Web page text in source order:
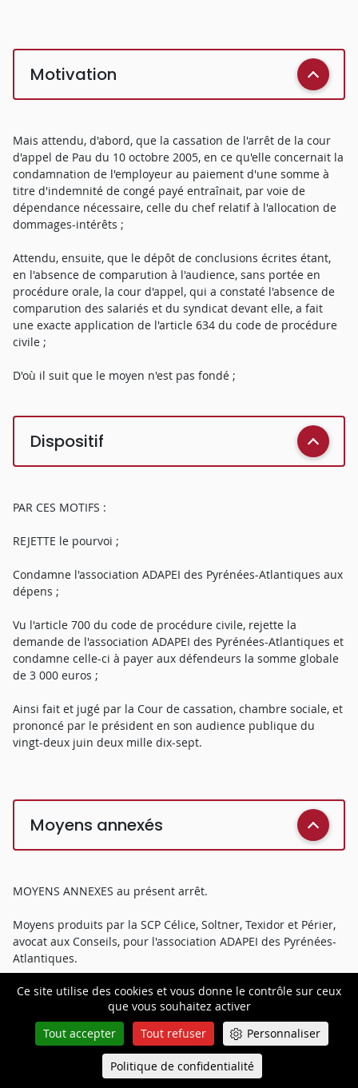
Ce site utilise des cookies et vous donne le contrôle sur ceux
que vous souhaitez activer
Tout accepter
Tout refuser Personnaliser
Politique de confidentialité
Motivation
Mais attendu, d'abord, que la cassation de l'arrêt de la cour
d'appel de Pau du 10 octobre 2005, en ce qu'elle concernait la
condamnation de l'employeur au paiement d'une somme à
titre d'indemnité de congé payé entraînait, par voie de
dépendance nécessaire, celle du chef relatif à l'allocation de
dommages-intérêts ;
Attendu, ensuite, que le dépôt de conclusions écrites étant,
en l'absence de comparution à l'audience, sans portée en
procédure orale, la cour d'appel, qui a constaté l'absence de
comparution des salariés et du syndicat devant elle, a fait
une exacte application de l'article 634 du code de procédure
civile ;
D'où il suit que le moyen n'est pas fondé ;
Dispositif
PAR CES MOTIFS :
REJETTE le pourvoi ;
Condamne l'association ADAPEI des Pyrénées-Atlantiques aux
dépens ;
Vu l'article 700 du code de procédure civile, rejette la
demande de l'association ADAPEI des Pyrénées-Atlantiques et
condamne celle-ci à payer aux défendeurs la somme globale
de 3 000 euros ;
Ainsi fait et jugé par la Cour de cassation, chambre sociale, et
prononcé par le président en son audience publique du
vingt-deux juin deux mille dix-sept.
Moyens annexés
MOYENS ANNEXES au présent arrêt.
Moyens produits par la SCP Célice, Soltner, Texidor et Périer,
avocat aux Conseils, pour l'association ADAPEI des Pyrénées-
Atlantiques.
PREMIER MOYEN DE CASSATION
Il est fait grief à l'arrêt attaqué d'avoir infirmé la décision qui
lui était déférée en ce qu'elle avait dit que ne pouvaient être
prises en compte pour la détermination de la rémunération
totale constituant l'assiette de l'indemnité de congés payés
Queue-Fair